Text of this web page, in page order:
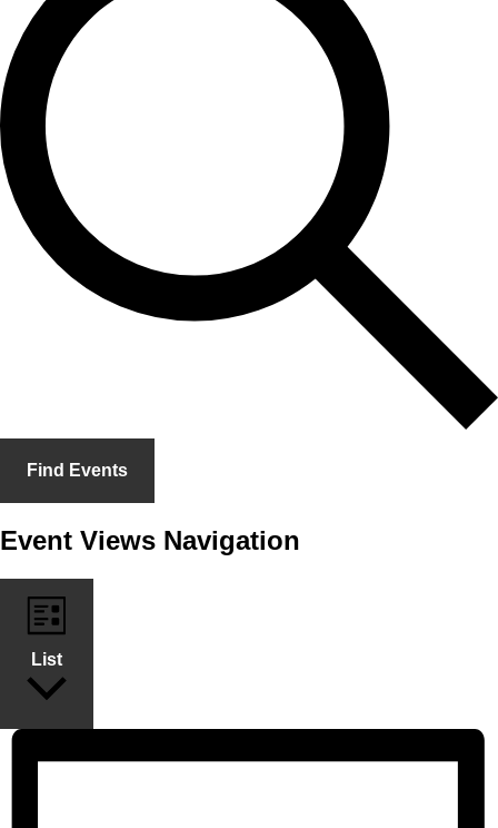
Find Events
Event Views Navigation
List